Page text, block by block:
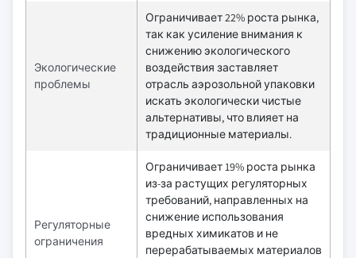
Экологические
проблемы
Ограничивает 22% роста рынка,
так как усиление внимания к
снижению экологического
воздействия заставляет
отрасль аэрозольной упаковки
искать экологически чистые
альтернативы, что влияет на
традиционные материалы.
Регуляторные
ограничения
Ограничивает 19% роста рынка
из-за растущих регуляторных
требований, направленных на
снижение использования
вредных химикатов и не
перерабатываемых материалов